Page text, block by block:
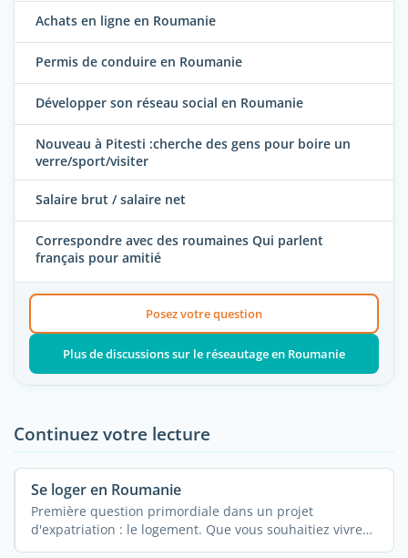
Achats en ligne en Roumanie
Permis de conduire en Roumanie
Développer son réseau social en Roumanie
Nouveau à Pitesti :cherche des gens pour boire un
verre/sport/visiter
Salaire brut / salaire net
Correspondre avec des roumaines Qui parlent
français pour amitié
Posez votre question
Plus de discussions sur le réseautage en Roumanie
Continuez votre lecture
Se loger en Roumanie
Première question primordiale dans un projet
d'expatriation : le logement. Que vous souhaitiez vivre
en ...